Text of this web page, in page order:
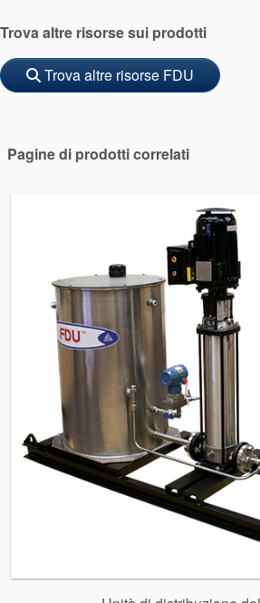
brochure prodotto
Trova altre risorse sui prodotti
Trova altre risorse FDU
Pagine di prodotti correlati